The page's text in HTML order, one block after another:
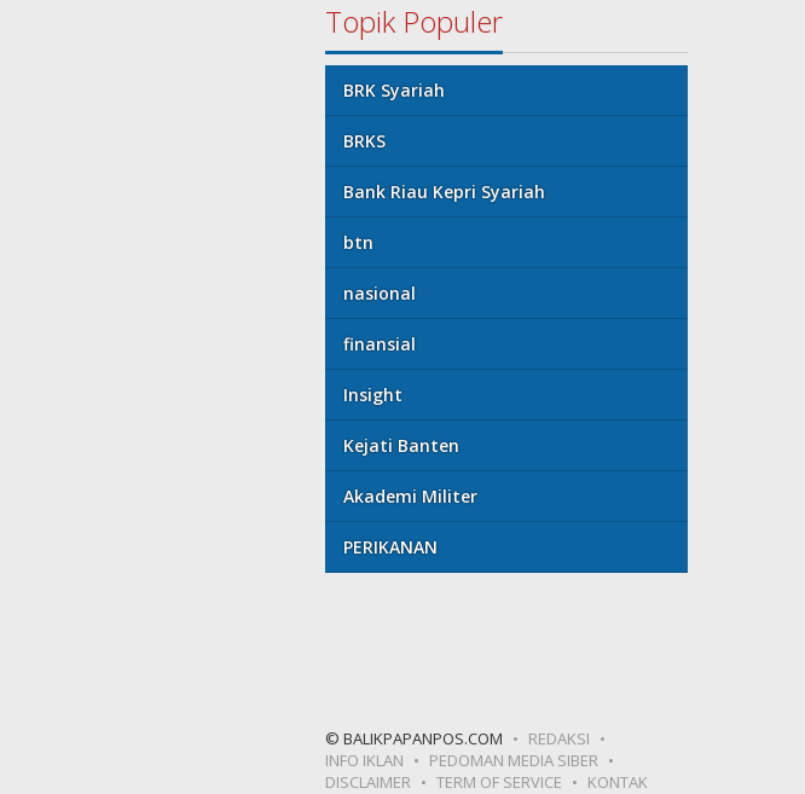
Topik Populer
BRK Syariah
BRKS
Bank Riau Kepri Syariah
btn
nasional
finansial
Insight
Kejati Banten
Akademi Militer
PERIKANAN
© BALIKPAPANPOS.COM
REDAKSI
INFO IKLAN
PEDOMAN MEDIA SIBER
DISCLAIMER
TERM OF SERVICE KONTAK